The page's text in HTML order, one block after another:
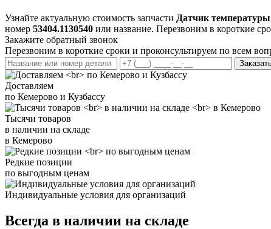
Узнайте актуальную стоимость запчасти Датчик
номер 53404.1130540 или название. Перезвоним в короткие
Закажите обратный звонок
Перезвоним в короткие сроки и проконсультируем по всем
Доставляем
по Кемерово и Кузбассу
Тысячи товаров
в наличии на складе
в Кемерово
Редкие позиции
по выгодным ценам
Индивидуальные условия для организаций
Всегда в наличии на складе